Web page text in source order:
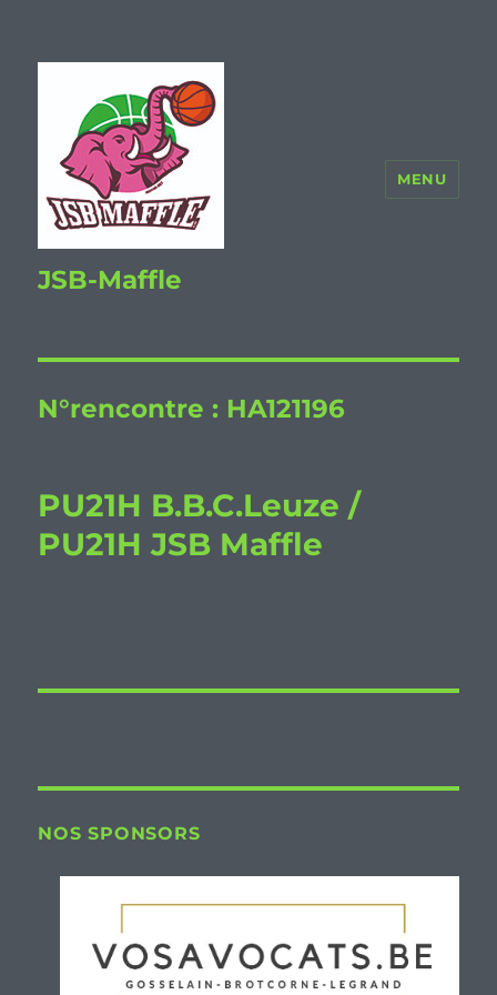
JSB-Maffle
MENU
N°rencontre : HA121196
PU21H B.B.C.Leuze /
PU21H JSB Maffle
NOS SPONSORS